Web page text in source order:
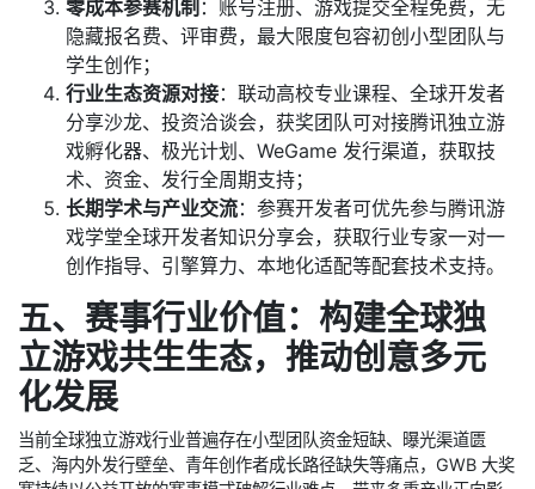
零成本参赛机制 ：账号注册、游戏提交全程免费，无
隐藏报名费、评审费，最大限度包容初创小型团队与
学生创作；
行业生态资源对接：联动高校专业课程、全球开发者
分享沙龙、投资洽谈会，获奖团队可对接腾讯独立游
戏孵化器、极光计划、WeGame 发行渠道，获取技
术、资金、发行全周期支持；
长期学术与产业交流：参赛开发者可优先参与腾讯游
戏学堂全球开发者知识分享会，获取行业专家一对一
创作指导、引擎算力、本地化适配等配套技术支持。
五、赛事行业价值：构建全球独
立游戏共生生态，推动创意多元
化发展
当前全球独立游戏行业普遍存在小型团队资金短缺、曝光渠道匮
乏、海内外发行壁垒、青年创作者成长路径缺失等痛点，GWB 大奖